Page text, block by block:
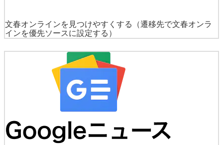
文春オンラインを見つけやすくする
（遷移先で文春オンラ
インを優先ソースに設定する）